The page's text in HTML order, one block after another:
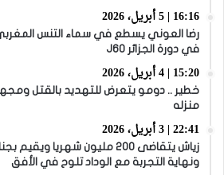
16:16 | 5 أبريل، 2026
رضا العوني يسطع في سماء التنس
في دورة الجزائر J60
15:20 | 4 أبريل، 2026
خطير .. دومو يتعرض للتهديد بالقتل
منزله
22:41 | 3 أبريل، 2026
ونهاية التجربة مع الوداد تلوح في الأفق